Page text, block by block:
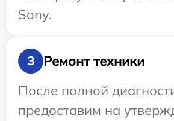
Sony.
3
Ремонт техники
После полной
предоставим на